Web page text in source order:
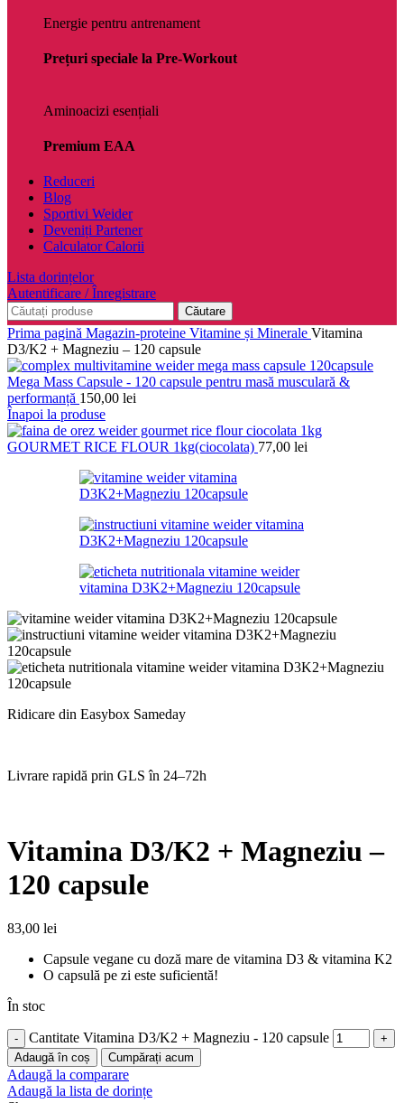
Energie pentru antrenament
Prețuri speciale la Pre-Workout
Aminoacizi esențiali
Premium EAA
Reduceri
Blog
Sportivi Weider
Deveniți Partener
Calculator Calorii
Lista dorințelor
Autentificare / Înregistrare
Căutare
Prima pagină Magazin-proteine Vitamine și Minerale Vitamina
D3/K2 + Magneziu – 120 capsule
Mega Mass Capsule - 120 capsule pentru masă musculară &
performanță 150,00 lei
Înapoi la produse
GOURMET RICE FLOUR 1kg(ciocolata) 77,00 lei
Ridicare din Easybox Sameday
Livrare rapidă prin GLS în 24–72h
Vitamina D3/K2 + Magneziu –
120 capsule
83,00 lei
Capsule vegane cu doză mare de vitamina D3 & vitamina K2
O capsulă pe zi este suficientă!
În stoc
Cantitate Vitamina D3/K2 + Magneziu - 120 capsule
Adaugă în coș Cumpărați acum
Adaugă la comparare
Adaugă la lista de dorințe